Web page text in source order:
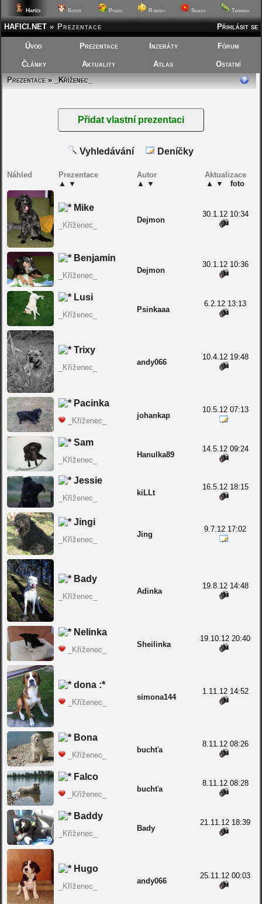
Hafíci Kočičí Ptáčci Rybičky Skalky Terárka
Přihlásit se
HAFICI.NET » Prezentace
Úvod Prezentace Inzeráty Fórum
Články Aktuality Atlas
Ostatní
Prezentace» _Kříženec_
Vyhledávání Deníčky
Náhled
Prezentace
▲ ▼
Autor
▲ ▼
Aktualizace
▲ ▼ foto
Mike
_Kříženec_
Dejmon
30.1.12 10:34
Benjamin
_Kříženec_
Dejmon
30.1.12 10:36
Lusi
_Kříženec_
Psinkaaa
6.2.12 13:13
Trixy
_Kříženec_
andy066
10.4.12 19:48
Pacinka
_Kříženec_
johankap
10.5.12 07:13
Sam
_Kříženec_
Hanulka89
14.5.12 09:24
Jessie
_Kříženec_
kiLLt
16.5.12 18:15
Jingi
_Kříženec_
Jing
9.7.12 17:02
Bady
_Kříženec_
Adinka
19.8.12 14:48
Nelinka
_Kříženec_
Sheilinka
19.10.12 20:40
dona :*
_Kříženec_
simona144
1.11.12 14:52
Bona
_Kříženec_
buchťa
8.11.12 08:26
Falco
_Kříženec_
buchťa
8.11.12 08:28
Baddy
_Kříženec_
Bady
21.11.12 18:39
Hugo
_Kříženec_
andy066
25.11.12 00:03